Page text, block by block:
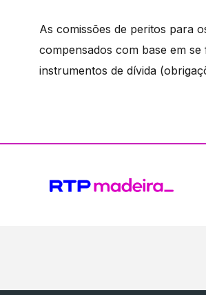
As comissões de peritos para
compensados com base em
instrumentos de dívida